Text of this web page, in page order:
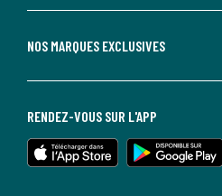
NOS MARQUES EXCLUSIVES
RENDEZ-VOUS SUR L'APP